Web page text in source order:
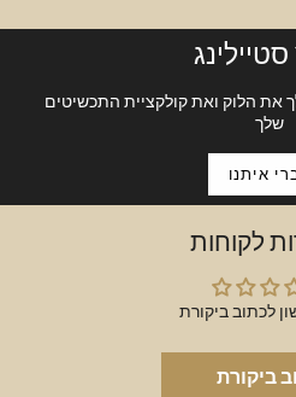
Adjustable cord with 14ct gold
סטיילינג
לך את הלוק ואת קולקציית התכשיטים
שלך
איתנו
לקוחות
לכתוב ביקורת
ביקורת